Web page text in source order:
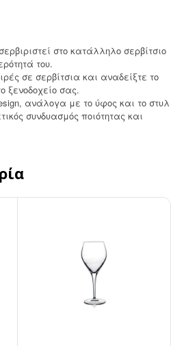
στο κατάλληλο σερβίτσιο
του.
σε σερβίτσια και αναδείξτε το
ξενοδοχείο σας.
ανάλογα με το ύφος και το στυλ
συνδυασμός ποιότητας και